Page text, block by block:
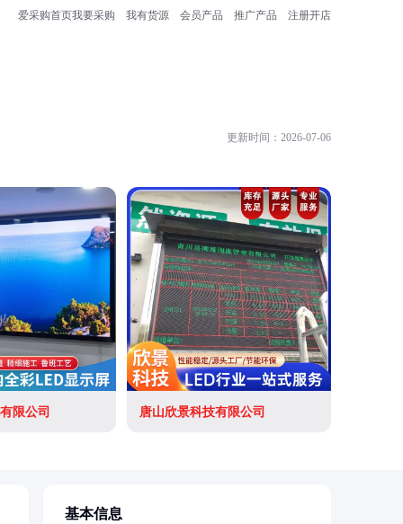
爱采购首页我要采购 我有货源 会员产品 推广产品 注册开店
更新时间：2026-07-06
限公司 唐山欣景科技有限公司
基本信息